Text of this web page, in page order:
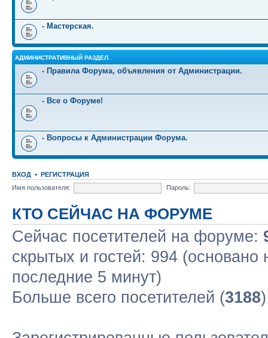
- Мастерская.
АДМИНИСТРАТИВНЫЙ РАЗДЕЛ.
- Правила Форума, объявления от Администрации.
- Все о Форуме!
- Вопросы к Администрации Форума.
ВХОД • РЕГИСТРАЦИЯ
Имя пользователя:
Пароль:
КТО СЕЙЧАС НА ФОРУМЕ
Сейчас посетителей на форуме:
скрытых и гостей: 994 (основано
последние 5 минут)
Больше всего посетителей (3188